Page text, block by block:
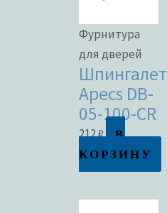
Фурнитура
для дверей
Шпингалет
Apecs DB-
05-100-CR
212₽
В
КОРЗИНУ